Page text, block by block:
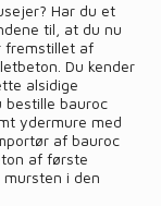
Har du et
til, at du nu
fremstillet af
Du kender
alsidige
bestille bauroc
ydermure med
af bauroc
af første
i den